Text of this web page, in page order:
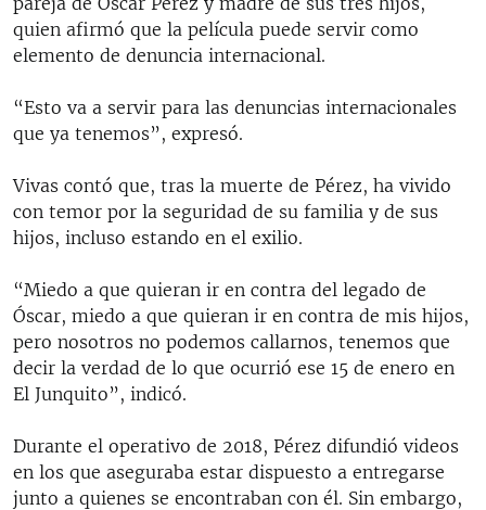
quien afirmó que la película puede servir como
elemento de denuncia internacional.
“Esto va a servir para las denuncias internacionales
que ya tenemos”, expresó.
Vivas contó que, tras la muerte de Pérez, ha vivido
con temor por la seguridad de su familia y de sus
hijos, incluso estando en el exilio.
“Miedo a que quieran ir en contra del legado de
Óscar, miedo a que quieran ir en contra de mis hijos,
pero nosotros no podemos callarnos, tenemos que
decir la verdad de lo que ocurrió ese 15 de enero en
El Junquito”, indicó.
Durante el operativo de 2018, Pérez difundió videos
en los que aseguraba estar dispuesto a entregarse
junto a quienes se encontraban con él. Sin embargo,